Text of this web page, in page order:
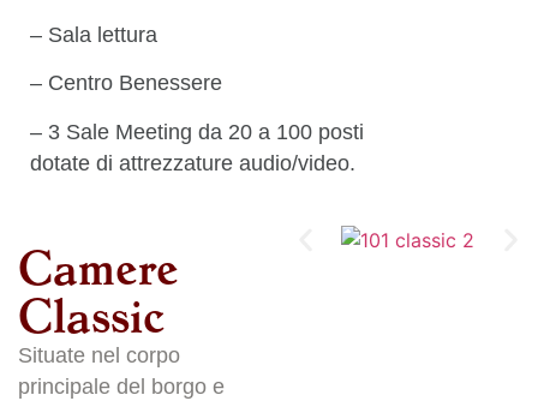
– Sala lettura
– Centro Benessere
– 3 Sale Meeting da 20 a 100 posti
dotate di attrezzature audio/video.
Camere
Classic
Situate nel corpo
principale del borgo e